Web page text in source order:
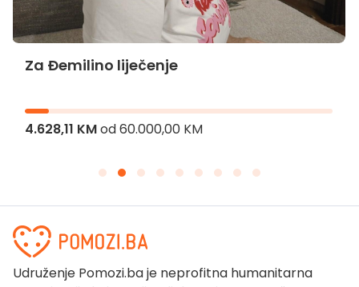
Za Đemilino liječenje
4.628,11 KMod60.000,00 KM
Udruženje Pomozi.ba je neprofitna humanitarna